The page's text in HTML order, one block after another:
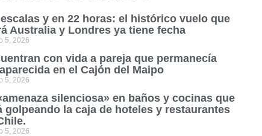
y en 22 horas: el histórico vuelo que
Australia y Londres ya tiene fecha
5, 2026
con vida a pareja que permanecía
en el Cajón del Maipo
5, 2026
silenciosa» en baños y cocinas que
golpeando la caja de hoteles y restaurantes
5, 2026